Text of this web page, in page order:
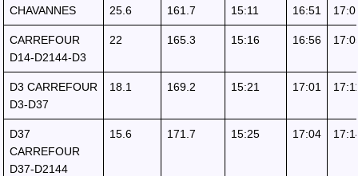
CHAVANNES 25.6 161.7 15:11 16:51
CARREFOUR
D14-D2144-D3
22 165.3 15:16 16:56
D3 CARREFOUR
D3-D37
18.1 169.2 15:21 17:01
D37
CARREFOUR
D37-D2144
15.6 171.7 15:25 17:04